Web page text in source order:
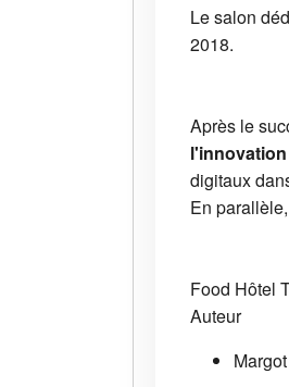
Le salon
2018.
Après le
digitaux
En
Food Hôtel
Auteur